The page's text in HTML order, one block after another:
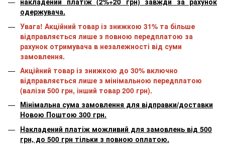
одержувача.
Увага! Акційний товар із знижкою 31% та більше
відправляється лише з повною передплатою за
рахунок отримувача в незалежності від суми
замовлення.
Акційний товар із знижкою до 30% включно
відправляється лише з мінімальною передплатою
(валізи 500 грн, інший товар 200 грн).
Мінімальна сума замовлення для відправки/доставки
Новою Поштою 300 грн.
Накладений платіж можливий для замовлень від 500
грн, до 500 грн тільки з повною оплатою.